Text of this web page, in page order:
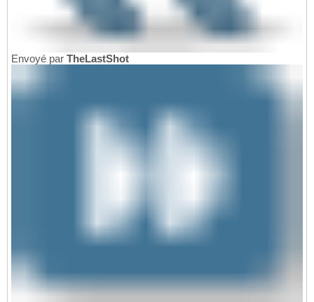
Envoyé par TheLastShot